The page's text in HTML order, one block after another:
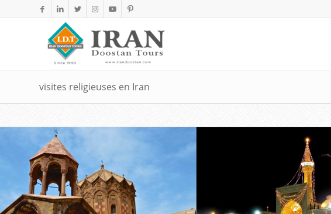
visites religieuses en Iran